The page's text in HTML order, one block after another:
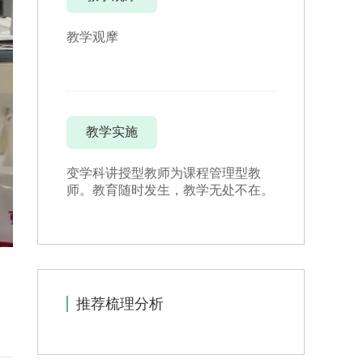
教学观摩
教学实施
变学科讲授型教师为课程管理型教
师。教育随时发生，教学无处不在。
推荐梳理分析